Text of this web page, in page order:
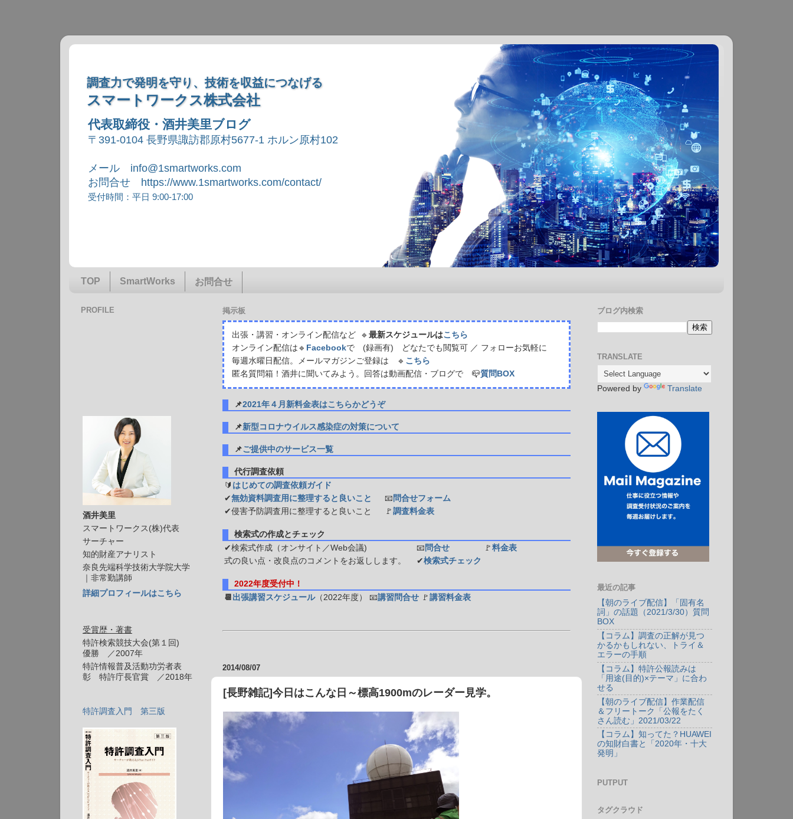
調査力で発明を守り、技術を収益につなげる
スマートワークス株式会社
代表取締役・酒井美里ブログ
〒391-0104 長野県諏訪郡原村5677-1 ホルン原村102
メール info@1smartworks.com
お問合せ https://www.1smartworks.com/contact/
受付時間：平日 9:00-17:00
TOP SmartWorks お問合せ
掲示板
出張・講習・オンライン配信など 🔹 最新スケジュールはこちら
オンライン配信は🔹 Facebookで (録画有) どなたでも閲覧可 ／ フォローお気軽に
毎週水曜日配信。メールマガジンご登録は 🔹 こちら
匿名質問箱！酒井に聞いてみよう。回答は動画配信・ブログで 📪質問BOX
📌2021年４月新料金表はこちらかどうぞ
📌新型コロナウイルス感染症の対策について
📌ご提供中のサービス一覧
代行調査依頼
🔰 はじめての調査依頼ガイド
✔無効資料調査用に整理すると良いこと 📧 問合せフォーム
✔侵害予防調査用に整理すると良いこと
🚩 調査料金表
検索式の作成とチェック
✔検索式作成（オンサイト／Web会議)
📧 問合せ 🚩 料金表
式の良い点・改良点のコメントをお返しします。
✔検索式チェック
2022年度受付中！
📆 出張講習スケジュール（2022年度） 📧講習問合せ 🚩 講習料金表
2014/08/07
[長野雑記]今日はこんな日～標高1900mのレーダー見学。
PROFILE
酒井美里
スマートワークス(株)代表
サーチャー
知的財産アナリスト
奈良先端科学技術大学院大学
｜非常勤講師
詳細プロフィールはこちら
受賞歴・著書
特許検索競技大会(第１回)
優勝 ／2007年
特許情報普及活動功労者表
彰 特許庁長官賞 ／2018年
特許調査入門 第三版
ブログ内検索
TRANSLATE
Powered by Translate
最近の記事
【朝のライブ配信】「固有名
詞」の話題（2021/3/30）質問
BOX
【コラム】調査の正解が見つ
かるかもしれない、トライ＆
エラーの手順
【コラム】特許公報読みは
「用途(目的)×テーマ」に合わ
せる
【朝のライブ配信】作業配信
＆フリートーク「公報をたく
さん読む」2021/03/22
【コラム】知ってた？HUAWEI
の知財白書と「2020年・十大
発明」
PUTPUT
タグクラウド